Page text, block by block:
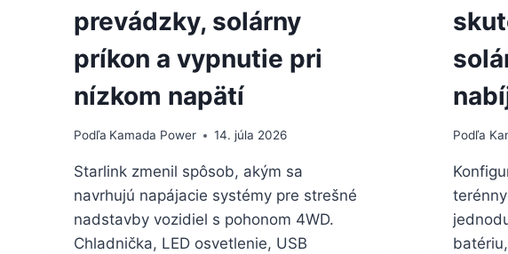
prevádzky, solárny
príkon a vypnutie pri
nízkom napätí
Podľa Kamada Power 14. júla 2026
Starlink zmenil spôsob, akým sa
navrhujú napájacie systémy pre strešné
nadstavby vozidiel s pohonom 4WD.
Chladnička, LED osvetlenie, USB
Podľa